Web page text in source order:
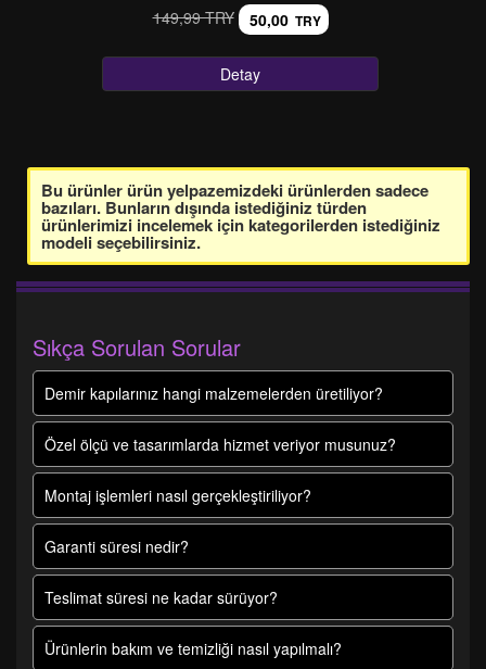
149,99 TRY 50,00 TRY
Detay
Bu ürünler ürün yelpazemizdeki ürünlerden sadece
bazıları. Bunların dışında istediğiniz türden
ürünlerimizi incelemek için kategorilerden istediğiniz
modeli seçebilirsiniz.
Sıkça Sorulan Sorular
Demir kapılarınız hangi malzemelerden üretiliyor?
Özel ölçü ve tasarımlarda hizmet veriyor musunuz?
Montaj işlemleri nasıl gerçekleştiriliyor?
Garanti süresi nedir?
Teslimat süresi ne kadar sürüyor?
Ürünlerin bakım ve temizliği nasıl yapılmalı?